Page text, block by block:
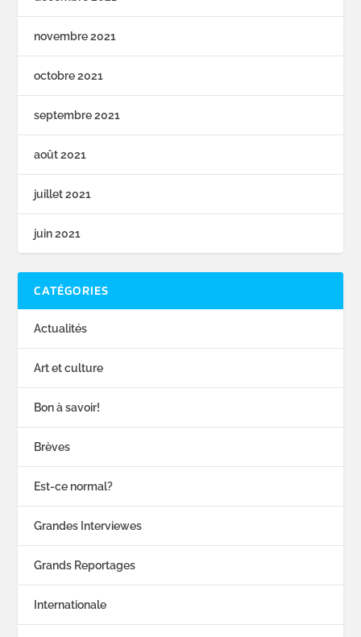
novembre 2021
octobre 2021
septembre 2021
août 2021
juillet 2021
juin 2021
CATÉGORIES
Actualités
Art et culture
Bon à savoir!
Brèves
Est-ce normal?
Grandes Interviewes
Grands Reportages
Internationale